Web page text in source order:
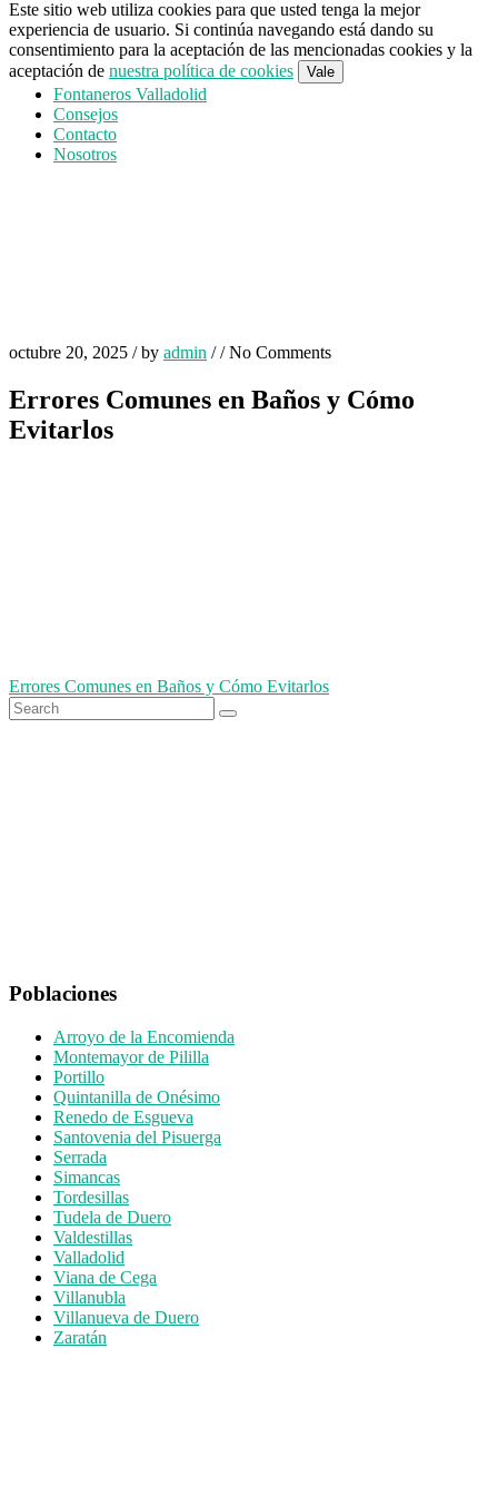
Fontaneros Valladolid
Consejos
Contacto
Nosotros
octubre 20, 2025 /by admin //No Comments
Errores Comunes en Baños y Cómo
Evitarlos
Navegación
de
Errores Comunes en Baños y Cómo Evitarlos
Search
for
Search
Poblaciones
Arroyo de la Encomienda
Montemayor de Pililla
Portillo
Quintanilla de Onésimo
Renedo de Esgueva
Santovenia del Pisuerga
Serrada
Simancas
Tordesillas
Tudela de Duero
Valdestillas
Valladolid
Viana de Cega
Villanubla
Villanueva de Duero
Zaratán
Este sitio web utiliza cookies para que usted tenga la mejor
experiencia de usuario. Si continúa navegando está dando su
consentimiento para la aceptación de las mencionadas cookies y la
aceptación de nuestra política de cookies Vale